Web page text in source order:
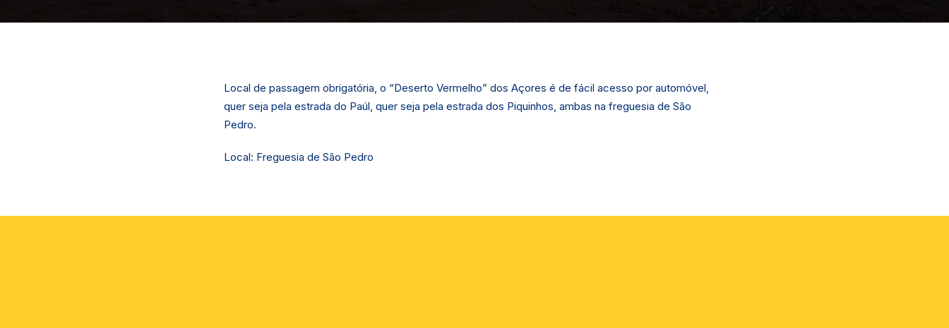
Local de passagem obrigatória, o “Deserto Vermelho” dos Açores é de fácil acesso por automóvel,
quer seja pela estrada do Paúl, quer seja pela estrada dos Piquinhos, ambas na freguesia de São
Pedro.
Local: Freguesia de São Pedro